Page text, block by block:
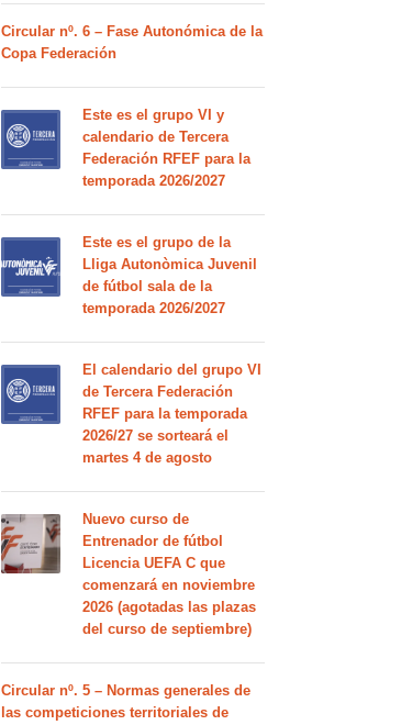
Circular nº. 6 – Fase Autonómica de la
Copa Federación
Este es el grupo VI y
calendario de Tercera
Federación RFEF para la
temporada 2026/2027
Este es el grupo de la
Lliga Autonòmica Juvenil
de fútbol sala de la
temporada 2026/2027
El calendario del grupo VI
de Tercera Federación
RFEF para la temporada
2026/27 se sorteará el
martes 4 de agosto
Nuevo curso de
Entrenador de fútbol
Licencia UEFA C que
comenzará en noviembre
2026 (agotadas las plazas
del curso de septiembre)
Circular nº. 5 – Normas generales de
las competiciones territoriales de